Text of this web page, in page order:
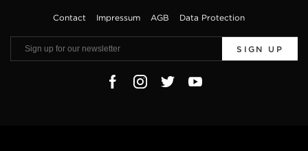
Contact Impressum AGB Data Protection
SIGN UP